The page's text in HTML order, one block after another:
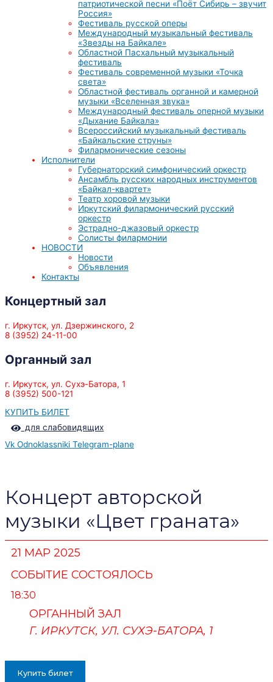
патриотической песни «Поёт Сибирь – звучит
Россия»
Фестиваль русской оперы
Международный музыкальный фестиваль
«Звезды на Байкале»
Областной Пасхальный музыкальный
фестиваль
Фестиваль современной музыки «Точка
света»
Областной фестиваль органной и камерной
музыки «Вселенная звука»
Международный фестиваль оперной музыки
«Дыхание Байкала»
Всероссийский музыкальный фестиваль
«Байкальские струны»
Филармонические сезоны
Исполнители
Губернаторский симфонический оркестр
Ансамбль русских народных инструментов
«Байкал-квартет»
Театр хоровой музыки
Иркутский филармонический русский
оркестр
Эстрадно-джазовый оркестр
Солисты филармонии
НОВОСТИ
Новости
Объявления
Контакты
Концертный зал
г. Иркутск, ул. Дзержинского, 2
8 (3952) 24-11-00
Органный зал
г. Иркутск, ул. Сухэ-Батора, 1
8 (3952) 500-121
КУПИТЬ БИЛЕТ
для слабовидящих
Vk Odnoklassniki Telegram-plane
Концерт авторской
музыки «Цвет граната»
21 МАР 2025
СОБЫТИЕ СОСТОЯЛОСЬ
18:30
ОРГАННЫЙ ЗАЛ
Г. ИРКУТСК, УЛ. СУХЭ-БАТОРА, 1
Купить билет